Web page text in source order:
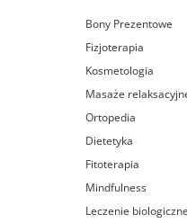
Bony Prezentowe
Fizjoterapia
Kosmetologia
Masaże
Ortopedia
Dietetyka
Fitoterapia
Mindfulness
Leczenie biologiczne